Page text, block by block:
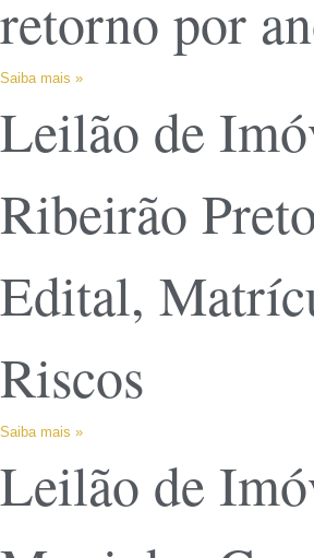
retorno por
Saiba mais »
Leilão de
Ribeirão
Edital,
Riscos
Saiba mais »
Leilão de